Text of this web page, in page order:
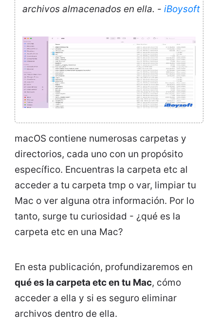
archivos almacenados en ella. - iBoysoft
macOS contiene numerosas carpetas y
directorios, cada uno con un propósito
específico. Encuentras la carpeta etc al
acceder a tu carpeta tmp o var, limpiar tu
Mac o ver alguna otra información. Por lo
tanto, surge tu curiosidad - ¿qué es la
carpeta etc en una Mac?
En esta publicación, profundizaremos en
qué es la carpeta etc en tu Mac, cómo
acceder a ella y si es seguro eliminar
archivos dentro de ella.